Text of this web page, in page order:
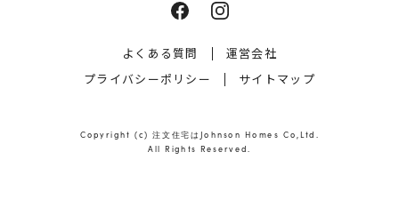
よくある質問
運営会社
プライバシーポリシー
サイトマップ
Copyright (c) 注文住宅はJohnson Homes Co,Ltd.
All Rights Reserved.